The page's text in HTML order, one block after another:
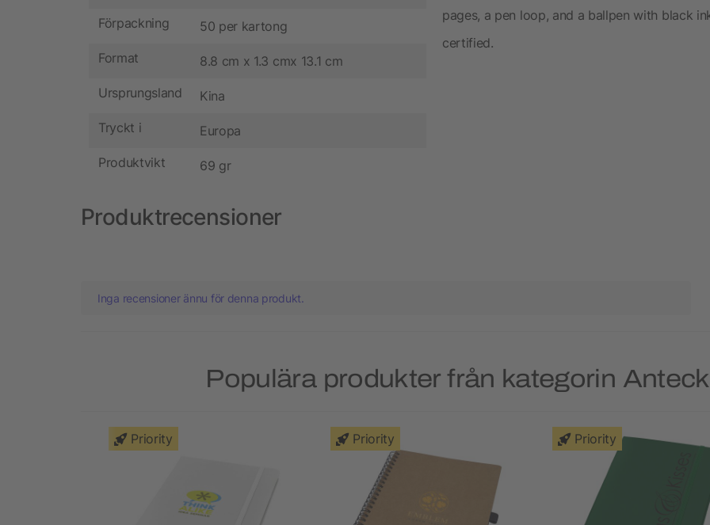
Förpackning 50 per kartong
Format 8.8 cm x 1.3 cmx 13.1 cm
Ursprungsland Kina
Tryckt i Europa
Produktvikt 69 gr
pages, a pen loop, and a ballpen with black
certified.
Produktrecensioner
Inga recensioner ännu för denna produkt.
Populära produkter från kategorin
Priority Priority Priority